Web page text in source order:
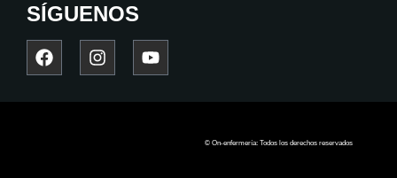
SÍGUENOS
© On-enfermería: Todos los derechos reservados